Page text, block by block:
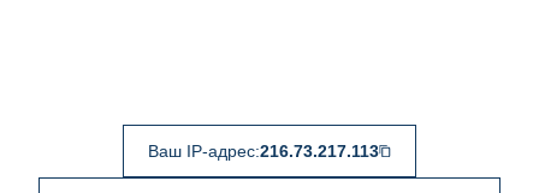
Ваш IP-адрес:216.73.217.113